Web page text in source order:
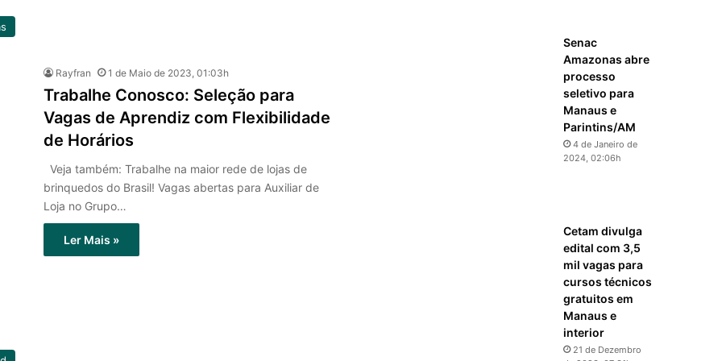
Rayfran 1 de Maio de 2023, 01:03h
Trabalhe Conosco: Seleção para
Vagas de Aprendiz com Flexibilidade
de Horários
Veja também: Trabalhe na maior rede de lojas de
brinquedos do Brasil! Vagas abertas para Auxiliar de
Loja no Grupo…
Ler Mais »
Senac
Amazonas abre
processo
seletivo para
Manaus e
Parintins/AM
4 de Janeiro de
2024, 02:06h
Cetam divulga
edital com 3,5
mil vagas para
cursos técnicos
gratuitos em
Manaus e
interior
21 de Dezembro